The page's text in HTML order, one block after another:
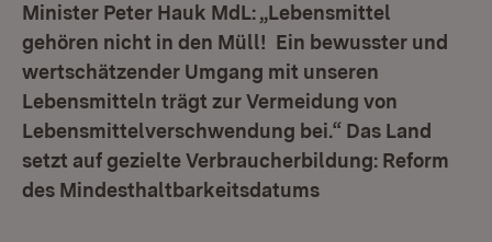
Minister Peter Hauk MdL: „Lebensmittel
gehören nicht in den Müll! Ein bewusster und
wertschätzender Umgang mit unseren
Lebensmitteln trägt zur Vermeidung von
Lebensmittelverschwendung bei.“ Das Land
setzt auf gezielte Verbraucherbildung: Reform
des Mindesthaltbarkeitsdatums